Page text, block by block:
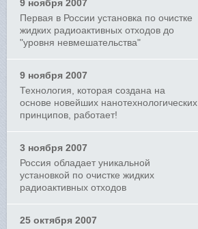
9 ноября 2007
Первая в России установка по очистке
жидких радиоактивных отходов до
"уровня невмешательства"
9 ноября 2007
Технология, которая создана на
основе новейших нанотехнологических
принципов, работает!
3 ноября 2007
Россия обладает уникальной
установкой по очистке жидких
радиоактивных отходов
25 октября 2007